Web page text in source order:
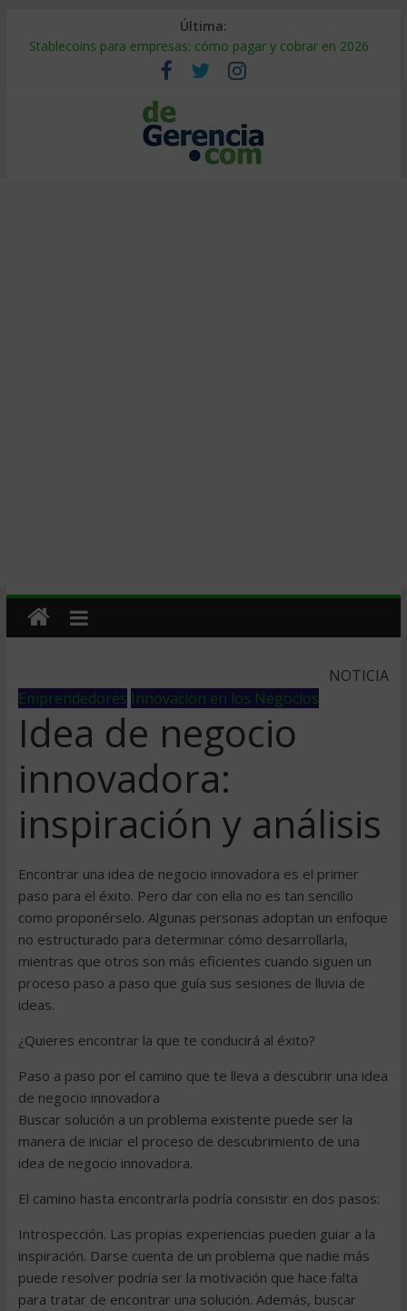
Última:
Stablecoins para empresas: cómo pagar y cobrar en 2026
Despido silencioso: qué es y por qué sale tan caro
IA en selección de personal: cómo auditarla a tiempo
Trabajo forzoso en la cadena de suministro: qué hacer
Mercado hispano de EE. UU.: cómo segmentarlo y venderle
NOTICIA
Emprendedores Innovacion en los Negocios
Idea de negocio
innovadora:
inspiración y análisis
Encontrar una idea de negocio innovadora es el primer
paso para el éxito. Pero dar con ella no es tan sencillo
como proponérselo. Algunas personas adoptan un enfoque
no estructurado para determinar cómo desarrollarla,
mientras que otros son más eficientes cuando siguen un
proceso paso a paso que guía sus sesiones de lluvia de
ideas.
¿Quieres encontrar la que te conducirá al éxito?
Paso a paso por el camino que te lleva a descubrir una idea
de negocio innovadora
Buscar solución a un problema existente puede ser la
manera de iniciar el proceso de descubrimiento de una
idea de negocio innovadora.
El camino hasta encontrarla podría consistir en dos pasos:
Introspección. Las propias experiencias pueden guiar a la
inspiración. Darse cuenta de un problema que nadie más
puede resolver podría ser la motivación que hace falta
para tratar de encontrar una solución. Además, buscar